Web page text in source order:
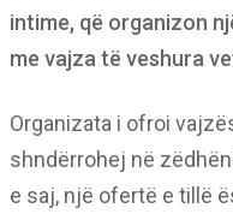
intime, që organizon
me vajza të veshura
Organizata i ofroi
shndërrohej në
e saj, një ofertë e tillë